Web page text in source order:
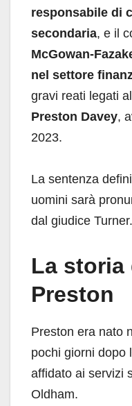
responsabile di
secondaria, e il
McGowan-
nel settore
gravi reati legati
Preston Davey,
2023.
La sentenza
uomini sarà
dal giudice Turner.
La
Preston
Preston era nato
pochi giorni dopo
affidato ai servizi
Oldham.